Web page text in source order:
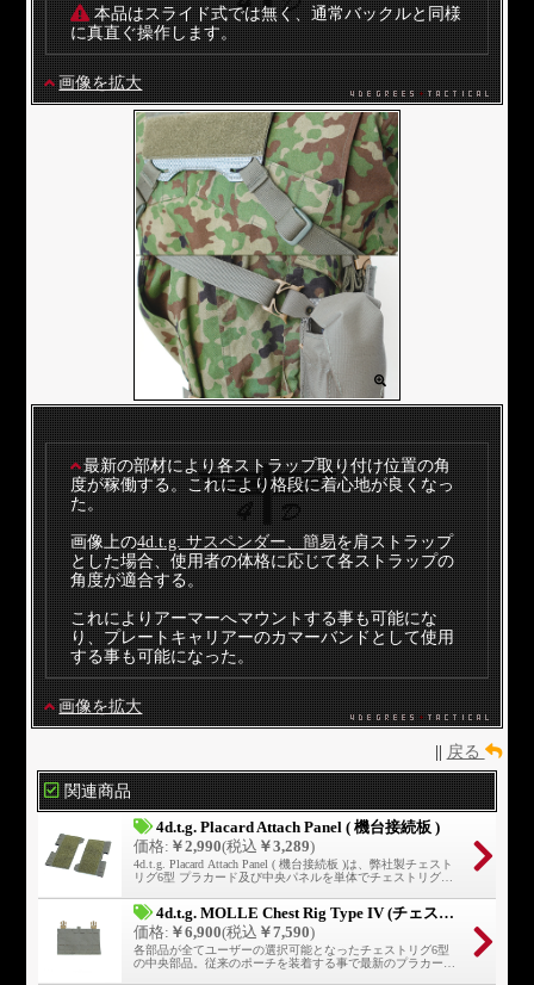
本品はスライド式では無く、通常バックルと同様
に真直ぐ操作します。
画像を拡大
最新の部材により各ストラップ取り付け位置の角
度が稼働する。これにより格段に着心地が良くなっ
た。
画像上の4d.t.g. サスペンダー、簡易を肩ストラップ
とした場合、使用者の体格に応じて各ストラップの
角度が適合する。
これによりアーマーへマウントする事も可能にな
り、プレートキャリアーのカマーバンドとして使用
する事も可能になった。
画像を拡大
|| 戻る
関連商品
4d.t.g. Placard Attach Panel ( 機台接続板 )
価格: ￥2,990(税込 ￥3,289)
4d.t.g. Placard Attach Panel ( 機台接続板 )は、弊社製チェスト
リグ6型 プラカード及び中央パネルを単体でチェストリグ化
4d.t.g. MOLLE Chest Rig Type IV (チェストリグ6型 中央6列)
価格: ￥6,900(税込 ￥7,590)
各部品が全てユーザーの選択可能となったチェストリグ6型
の中央部品。従来のポーチを装着する事で最新のプラカード